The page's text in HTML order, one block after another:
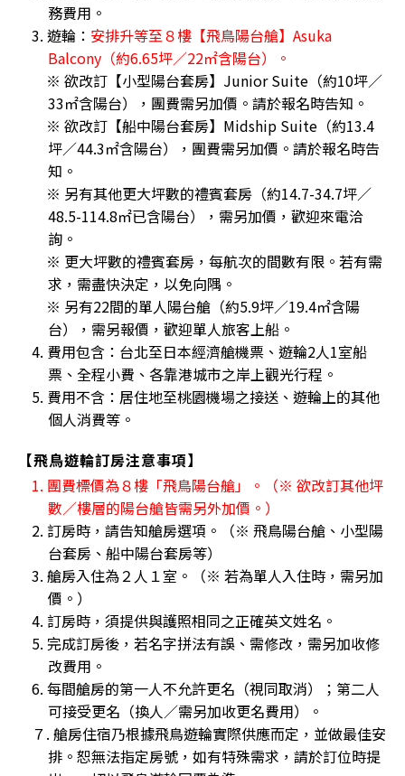
務費用。
3. 遊輪： 安排升等至８樓【飛鳥陽台艙】Asuka
Balcony（約6.65坪／22㎡含陽台）。
※ 欲改訂【小型陽台套房】Junior Suite（約10坪／
33㎡含陽台），團費需另加價。請於報名時告知。
※ 欲改訂【船中陽台套房】Midship Suite（約13.4
坪／44.3㎡含陽台），團費需另加價。請於報名時告
知。
※ 另有其他更大坪數的禮賓套房（約14.7-34.7坪／
48.5-114.8㎡已含陽台），需另加價，歡迎來電洽
詢。
※ 更大坪數的禮賓套房，每航次的間數有限。若有需
求，需盡快決定，以免向隅。
※ 另有22間的單人陽台艙（約5.9坪／19.4㎡含陽
台），需另報價，歡迎單人旅客上船。
4. 費用包含：台北至日本經濟艙機票、遊輪2人1室船
票、全程小費、各靠港城市之岸上觀光行程。
5. 費用不含：居住地至桃園機場之接送、遊輪上的其他
個人消費等。
【飛鳥遊輪訂房注意事項】
1. 團費標價為８樓「飛鳥陽台艙」。（※ 欲改訂其他坪
數／樓層的陽台艙皆需另外加價。）
2. 訂房時，請告知艙房選項。（※ 飛鳥陽台艙、小型陽
台套房、船中陽台套房等）
3. 艙房入住為２人１室。（※ 若為單人入住時，需另加
價。）
4. 訂房時，須提供與護照相同之正確英文姓名。
5. 完成訂房後，若名字拼法有誤、需修改，需另加收修
改費用。
6. 每間艙房的第一人不允許更名（視同取消）；第二人
可接受更名（換人／需另加收更名費用）。
７. 艙房住宿乃根據飛鳥遊輪實際供應而定，並做最佳安
排。恕無法指定房號，如有特殊需求，請於訂位時提